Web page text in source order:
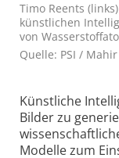
Timo Reents
künstlichen
von
Quelle: PSI /
Künstliche
Bilder zu
Modelle zum